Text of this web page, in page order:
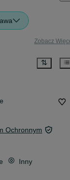
Zobacz
Ochronnym
Inny